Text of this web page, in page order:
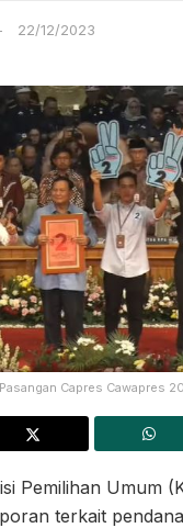
22/12/2023
Pasangan Capres Cawapres
Pemilihan Umum
terkait